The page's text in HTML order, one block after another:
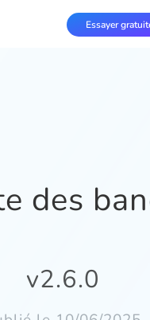
Essayer
des
v2.6.0